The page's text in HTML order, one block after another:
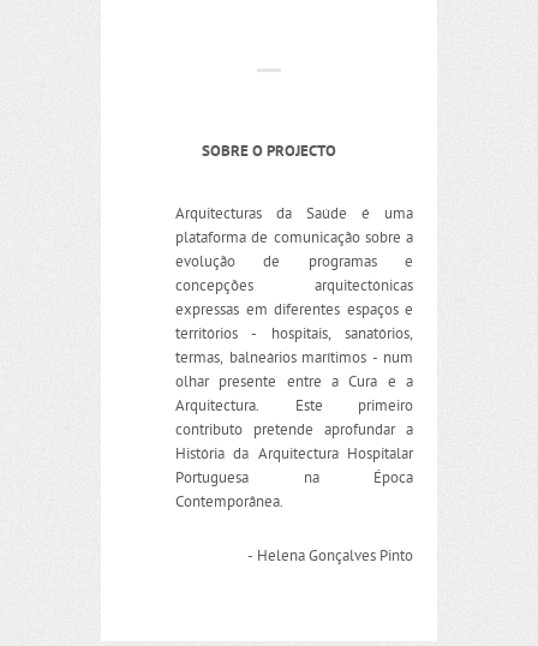
SOBRE O PROJECTO
Arquitecturas da Saúde é uma
plataforma de comunicação sobre a
evolução de programas e
concepções arquitectónicas
expressas em diferentes espaços e
territórios - hospitais, sanatórios,
termas, balneários marítimos - num
olhar presente entre a Cura e a
Arquitectura. Este primeiro
contributo pretende aprofundar a
História da Arquitectura Hospitalar
Portuguesa na Época
Contemporânea.
- Helena Gonçalves Pinto